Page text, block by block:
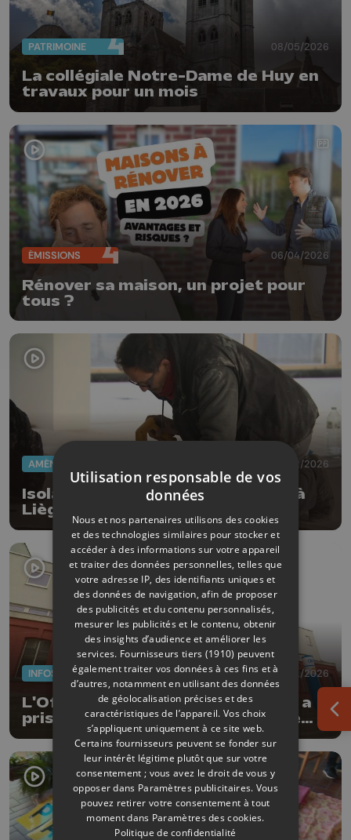
PATRIMOINE 08/05/2026
La collégiale Notre-Dame de Huy en
travaux pour un mois
ÉMISSIONS 06/04/2026
Rénover sa maison, un projet pour
tous ?
11/02/2026
Isolation groupée de 50 maisons à
Liège
INFOS 15/01/2026
L'Office du Tourisme de Flémalle a
pris ses quartiers dans l'ancienne
gare
Utilisation responsable de vos
données
Nous et nos partenaires utilisons des cookies
et des technologies similaires pour stocker et
accéder à des informations sur votre appareil
et traiter des données personnelles, telles que
votre adresse IP, des identifiants uniques et
des données de navigation, afin de proposer
des publicités et du contenu personnalisés,
mesurer les publicités et le contenu, obtenir
des insights d’audience et améliorer les
services. Fournisseurs tiers (1910) peuvent
également traiter vos données à ces fins et à
d’autres, notamment en utilisant des données
de géolocalisation précises et des
caractéristiques de l’appareil. Vos choix
s’appliquent uniquement à ce site web.
Certains fournisseurs peuvent se fonder sur
leur intérêt légitime plutôt que sur votre
consentement ; vous avez le droit de vous y
opposer dans Paramètres publicitaires. Vous
pouvez retirer votre consentement à tout
moment dans Paramètres des cookies.
Politique de confidentialité